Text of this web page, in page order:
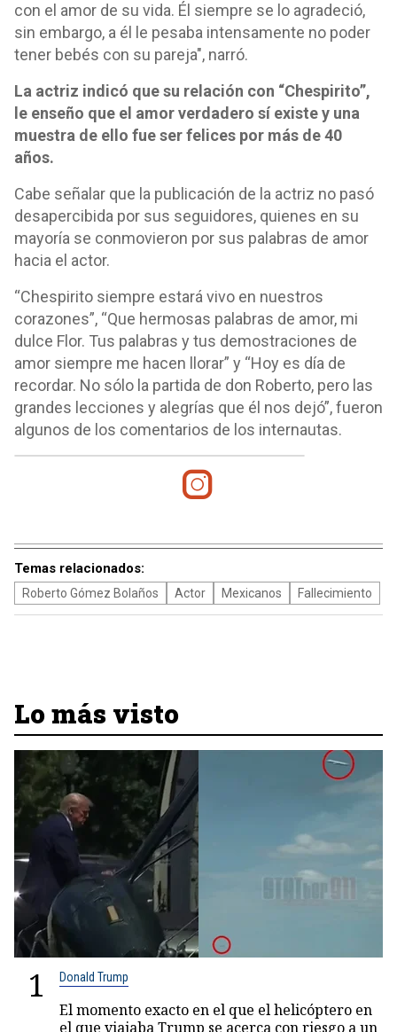
con el amor de su vida. Él siempre se lo agradeció,
sin embargo, a él le pesaba intensamente no poder
tener bebés con su pareja", narró.
La actriz indicó que su relación con “Chespirito”,
le enseño que el amor verdadero sí existe y una
muestra de ello fue ser felices por más de 40
años.
Cabe señalar que la publicación de la actriz no pasó
desapercibida por sus seguidores, quienes en su
mayoría se conmovieron por sus palabras de amor
hacia el actor.
“Chespirito siempre estará vivo en nuestros
corazones”, “Que hermosas palabras de amor, mi
dulce Flor. Tus palabras y tus demostraciones de
amor siempre me hacen llorar” y “Hoy es día de
recordar. No sólo la partida de don Roberto, pero las
grandes lecciones y alegrías que él nos dejó”, fueron
algunos de los comentarios de los internautas.
Temas relacionados:
Roberto Gómez Bolaños Actor Mexicanos Fallecimiento
Lo más visto
1 Donald Trump
El momento exacto en el que el helicóptero en
el que viajaba Trump se acerca con riesgo a un